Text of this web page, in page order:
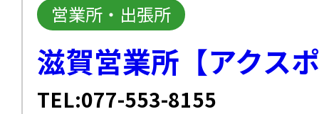
営業所・出張所
滋賀営業所【アクス
TEL:077-553-8155